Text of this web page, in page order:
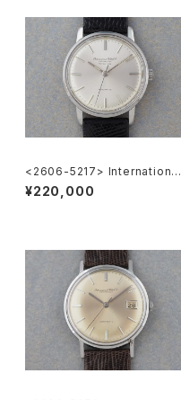
<2606-5217> International
National Co. "TURLER"
¥220,000